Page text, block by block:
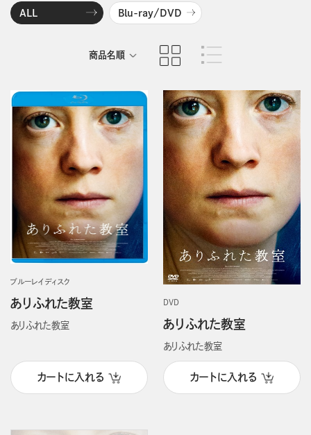
ALL Blu-ray/DVD
商品名順
ブルーレイディスク
ありふれた教室
ありふれた教室
カートに入れる
DVD
ありふれた教室
ありふれた教室
カートに入れる